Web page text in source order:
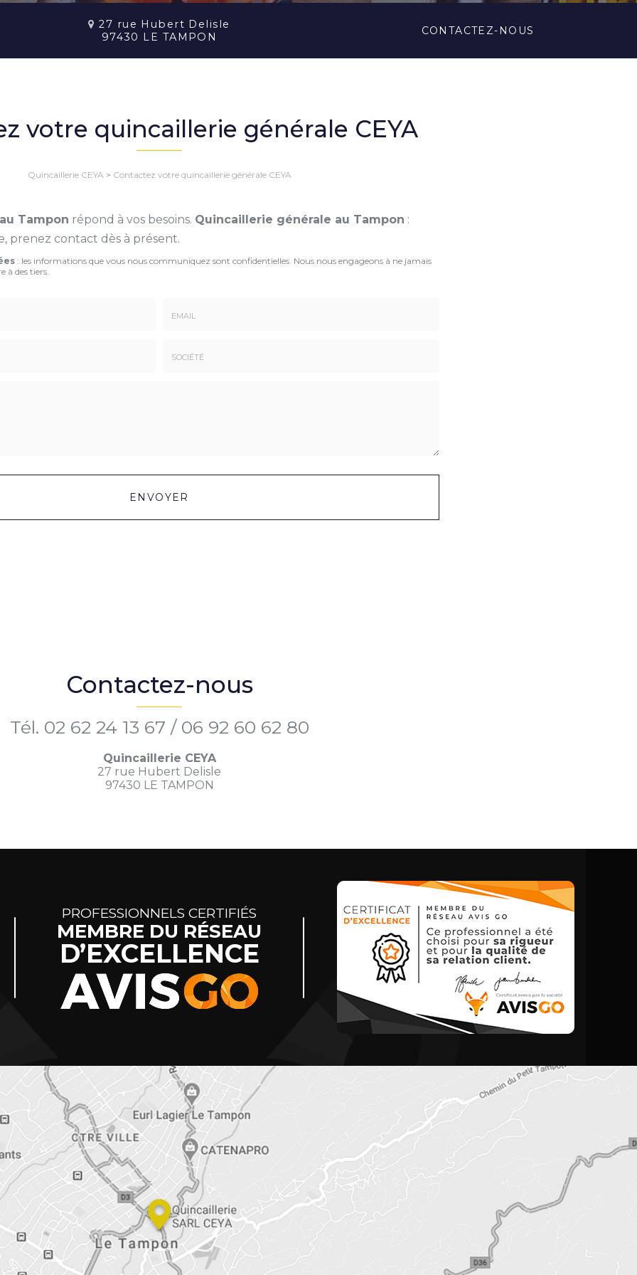
27 rue Hubert Delisle
97430 LE TAMPON
CONTACTEZ- NOUS
votre quincaillerie générale CEYA
Quincaillerie CEYA> Contactez votre quincaillerie générale CEYA
Tampon répond à vos besoins. Quincaillerie générale au Tampon :
prenez contact dès à présent.
: les informations que vous nous communiquez sont confidentielles. Nous nous engageons à ne jamais
à des tiers.
ENVOYER
Contactez-nous
Tél. 02 62 24 13 67 / 06 92 60 62 80
Quincaillerie CEYA
27 rue Hubert Delisle
97430 LE TAMPON
PROFESSIONNELS CERTIFIÉS
MEMBRE DU RÉSEAU
D’EXCELLENCE